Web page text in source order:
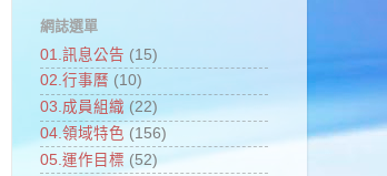
網誌選單
01.訊息公告 (15)
02.行事曆 (10)
03.成員組織 (22)
04.領域特色 (156)
05.運作目標 (52)